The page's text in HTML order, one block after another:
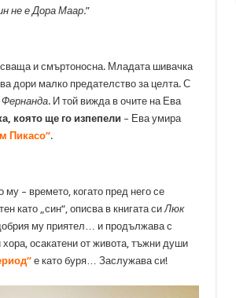
не е Дора Маар.”
и смъртоносна. Младата шивачка
дори малко предателство за целта. С
Фернанда. И той вижда в очите на Ева
която ще го изпепели – Ева умира
Пикасо“.
– времето, когато пред него се
като „син“, описва в книгата си Люк
му приятел… и продължава с
осакатени от живота, тъжни души
е като буря… Заслужава си!